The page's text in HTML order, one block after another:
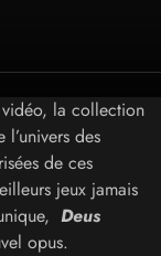
la collection
l’univers des
de ces
jeux jamais
Deus
opus.